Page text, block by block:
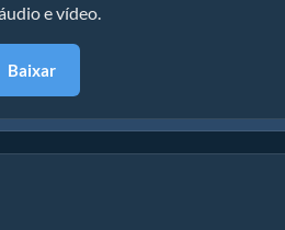
e vídeo.
Baixar